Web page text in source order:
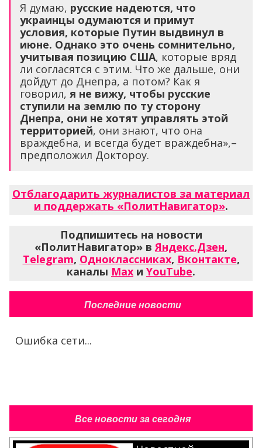
Я думаю, русские надеются, что
украинцы одумаются и примут
условия, которые Путин выдвинул в
июне. Однако это очень сомнительно,
учитывая позицию США, которые вряд
ли согласятся с этим. Что же дальше, они
дойдут до Днепра, а потом? Как я
говорил, я не вижу, чтобы русские
ступили на землю по ту сторону
Днепра, они не хотят управлять этой
территорией, они знают, что она
враждебна, и всегда будет враждебна»,–
предположил Доктороу.
Отблагодарить журналистов за материал
и поддержать «ПолитНавигатор».
Подпишитесь на новости
«ПолитНавигатор» вЯндекс.Дзен,
Telegram, Одноклассниках, Вконтакте,
каналы Max и YouTube.
Последние новости
Ошибка сети...
Все новости за сегодня